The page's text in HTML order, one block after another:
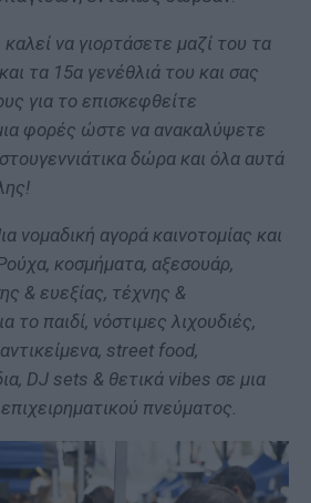
να γιορτάσετε μαζί του τα
τα 15α γενέθλιά του και σας
για το επισκεφθείτε
φορές ώστε να ανακαλύψετε
δώρα και όλα αυτά
νομαδική αγορά καινοτομίας και
κοσμήματα, αξεσουάρ,
& ευεξίας, τέχνης &
το παιδί, νόστιμες λιχουδιές,
αντικείμενα, street food,
DJ sets & θετικά vibes σε μια
πνεύματος.